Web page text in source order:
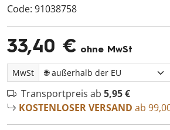
Code: 91038758
33,40 € ohne MwSt
MwSt
Transportpreis ab 5,95 €
KOSTENLOSER VERSAND ab